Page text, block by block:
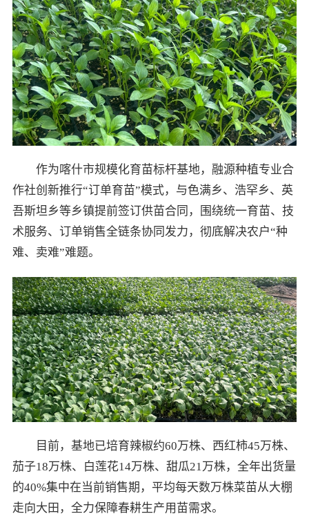
作为喀什市规模化育苗标杆基地，融源种植专业合
作社创新推行“订单育苗”模式，与色满乡、浩罕乡、英
吾斯坦乡等乡镇提前签订供苗合同，围绕统一育苗、技
术服务、订单销售全链条协同发力，彻底解决农户“种
难、卖难”难题。
目前，基地已培育辣椒约60万株、西红柿45万株、
茄子18万株、白莲花14万株、甜瓜21万株，全年出货量
的40%集中在当前销售期，平均每天数万株菜苗从大棚
走向大田，全力保障春耕生产用苗需求。